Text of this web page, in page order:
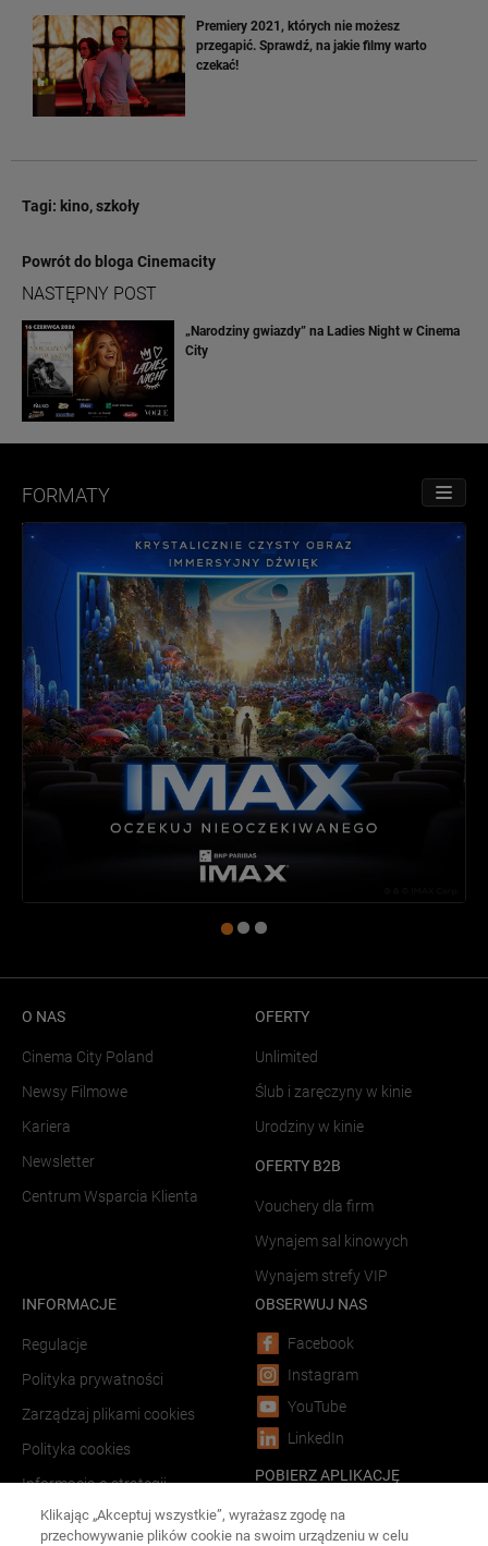
Premiery 2021, których nie możesz
przegapić. Sprawdź, na jakie filmy warto
czekać!
Tagi: kino,szkoły
Powrót do bloga Cinemacity
NASTĘPNY POST
„Narodziny gwiazdy” na Ladies Night w Cinema
City
FORMATY
O NAS
Cinema City Poland
Newsy Filmowe
Kariera
Newsletter
Centrum Wsparcia Klienta
OFERTY
Unlimited
Ślub i zaręczyny w kinie
Urodziny w kinie
OFERTY B2B
Vouchery dla firm
Wynajem sal kinowych
Wynajem strefy VIP
INFORMACJE
Regulacje
Polityka prywatności
Zarządzaj plikami cookies
Polityka cookies
Informacja o strategii
OBSERWUJ NAS
Facebook
Instagram
YouTube
LinkedIn
POBIERZ APLIKACJĘ
Android
Klikając „Akceptuj wszystkie”, wyrażasz zgodę na
przechowywanie plików cookie na swoim urządzeniu w celu